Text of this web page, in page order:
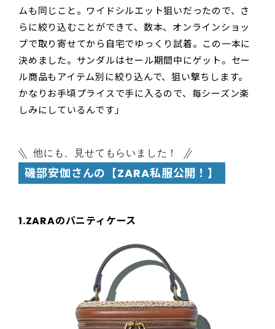
ムも同じこと。ワイドシルエット狙いだったので、さ
らに絞り込むことができて、数本、オンラインショッ
プで取り寄せてから自宅でゆっくり試着。この一本に
決めました。サンダルはセール期間中にゲット。セー
ル商品もアイテム別に絞り込んで、狙い撃ちします。
かなりお手頃プライスで手に入るので、毎シーズン楽
しみにしているんです」
他にも、見せてもらいました！
磯部安伽さんの【ZARA私服公開！】
1.ZARAのバニティケース